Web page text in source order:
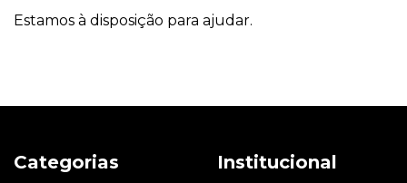
Estamos à disposição para ajudar.
Categorias Institucional